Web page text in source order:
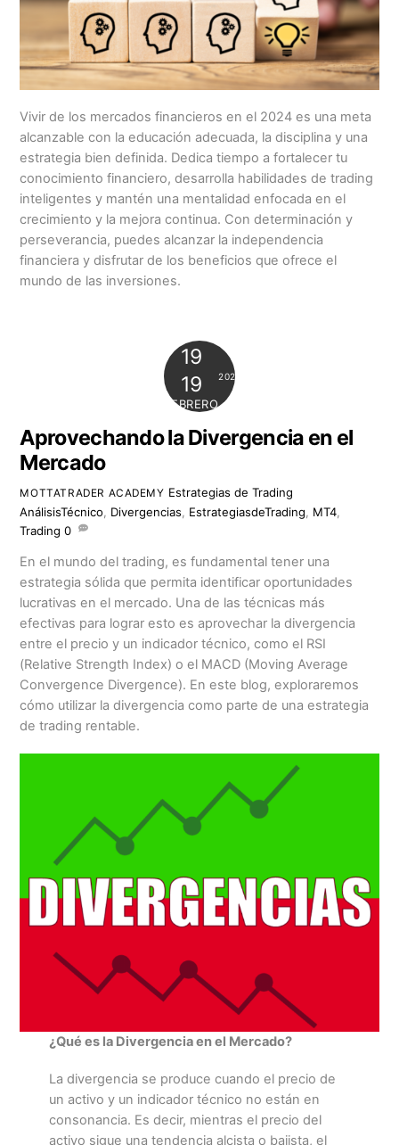
Vivir de los mercados financieros en el 2024 es una meta
alcanzable con la educación adecuada, la disciplina y una
estrategia bien definida. Dedica tiempo a fortalecer tu
conocimiento financiero, desarrolla habilidades de trading
inteligentes y mantén una mentalidad enfocada en el
crecimiento y la mejora continua. Con determinación y
perseverancia, puedes alcanzar la independencia
financiera y disfrutar de los beneficios que ofrece el
mundo de las inversiones.
19
19
FEBRERO
2024
Aprovechando la Divergencia en el
Mercado
MOTTATRADER ACADEMY Estrategias de Trading
AnálisisTécnico Divergencias EstrategiasdeTrading MT4
Trading 0
En el mundo del trading, es fundamental tener una
estrategia sólida que permita identificar oportunidades
lucrativas en el mercado. Una de las técnicas más
efectivas para lograr esto es aprovechar la divergencia
entre el precio y un indicador técnico, como el RSI
(Relative Strength Index) o el MACD (Moving Average
Convergence Divergence). En este blog, exploraremos
cómo utilizar la divergencia como parte de una estrategia
de trading rentable.
¿Qué es la Divergencia en el Mercado?
La divergencia se produce cuando el precio de
un activo y un indicador técnico no están en
consonancia. Es decir, mientras el precio del
activo sigue una tendencia alcista o bajista, el